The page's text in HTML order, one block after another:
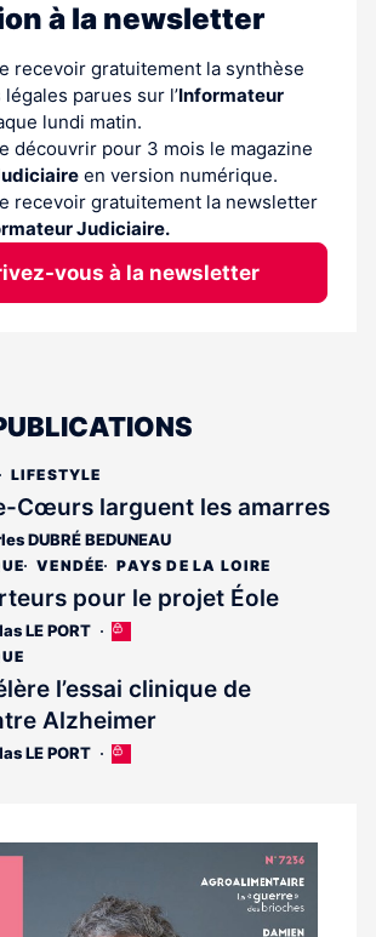
à la newsletter
recevoir gratuitement la synthèse
parues sur l’Informateur
lundi matin.
découvrir pour 3 mois le magazine
en version numérique.
recevoir gratuitement la newsletter
Judiciaire.
vous à la newsletter
LIFESTYLE
Cœurs larguent les amarres
DUBRÉ BEDUNEAU
VENDÉE PAYS DE LA LOIRE
pour le projet Éole
LE PORT
Cet
est
réservé
aux
abonnés
l’essai clinique de
Alzheimer
LE PORT
Cet
aux